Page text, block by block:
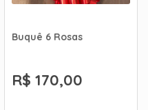
Buquê 6 Rosas
R$ 170,00